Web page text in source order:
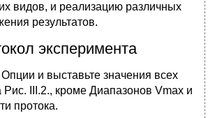
видов, и реализацию различных
результатов.
эксперимента
и выставьте значения всех
Рис. III.2., кроме Диапазонов Vmax и
протока.